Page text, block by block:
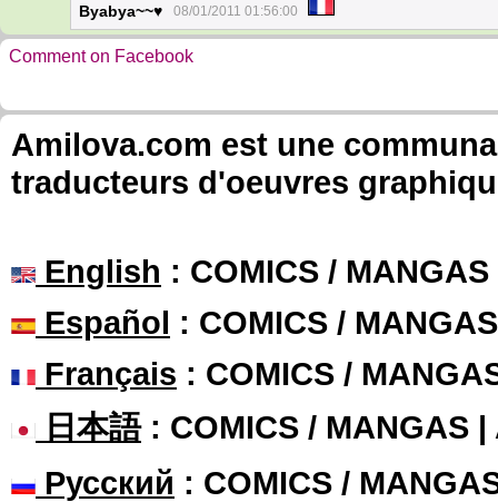
Byabya~~♥ 08/01/2011 01:56:00
Comment on Facebook
Amilova.com est une
traducteurs d'oeuvres
English : COMICS /
Español : COMICS /
Français : COMICS /
日本語: COMICS / MANGAS |
Русский : COMICS /